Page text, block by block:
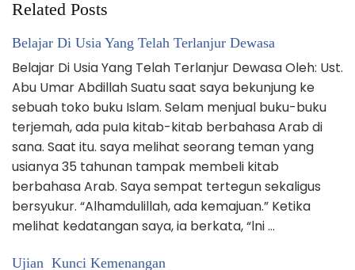
Related Posts
Belajar Di Usia Yang Telah Terlanjur Dewasa
Belajar Di Usia Yang Telah Terlanjur Dewasa Oleh: Ust.
Abu Umar Abdillah Suatu saat saya bekunjung ke
sebuah toko buku Islam. Selam menjual buku-buku
terjemah, ada puIa kitab-kitab berbahasa Arab di
sana. Saat itu. saya melihat seorang teman yang
usianya 35 tahunan tampak membeli kitab
berbahasa Arab. Saya sempat tertegun sekaligus
bersyukur. “Alhamdulillah, ada kemajuan.” Ketika
melihat kedatangan saya, ia berkata, “lni …
Ujian Kunci Kemenangan